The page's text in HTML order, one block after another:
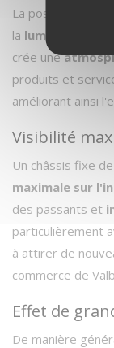
La pose d’un
la lumière
crée une
produits et
améliorant ainsi
Visibilité
Un châssis fixe
maximale sur
des passants et
particulièrement
à attirer de
commerce de
Effet de
De manière